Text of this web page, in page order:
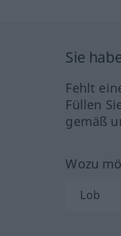
Sie
Fehlt
Füllen
gemäß
Wozu